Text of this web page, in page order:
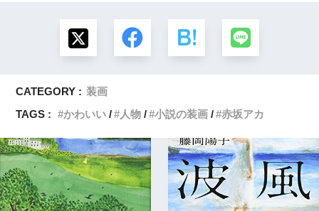
CATEGORY : 装画
TAGS :
かわいい 人物 小説の装画 赤坂アカ